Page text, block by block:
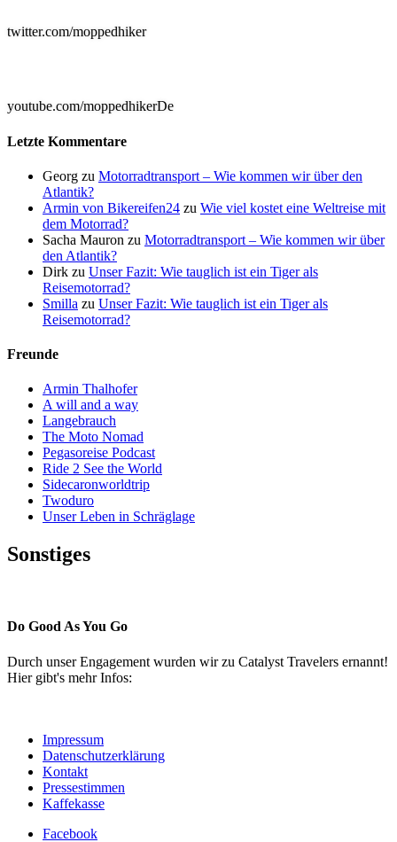
twitter.com/moppedhiker
youtube.com/moppedhikerDe
Letzte Kommentare
Georg zu Motorradtransport – Wie kommen wir über den
Atlantik?
Armin von Bikereifen24 zu Wie viel kostet eine Weltreise mit
dem Motorrad?
Sacha Mauron zu Motorradtransport – Wie kommen wir über
den Atlantik?
Dirk zu Unser Fazit: Wie tauglich ist ein Tiger als
Reisemotorrad?
Smilla zu Unser Fazit: Wie tauglich ist ein Tiger als
Reisemotorrad?
Freunde
Armin Thalhofer
A will and a way
Langebrauch
The Moto Nomad
Pegasoreise Podcast
Ride 2 See the World
Sidecaronworldtrip
Twoduro
Unser Leben in Schräglage
Sonstiges
Do Good As You Go
Durch unser Engagement wurden wir zu Catalyst Travelers ernannt!
Hier gibt's mehr Infos:
Impressum
Datenschutzerklärung
Kontakt
Pressestimmen
Kaffekasse
Facebook